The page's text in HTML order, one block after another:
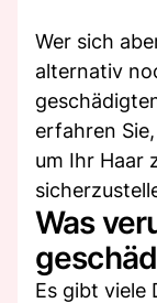
Wer sich
alternativ
erfahren
um Ihr Haar
Was
Es gibt viele